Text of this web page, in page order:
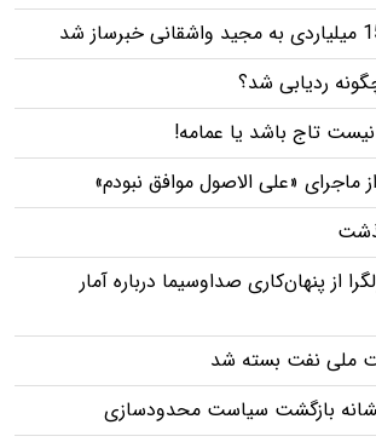
ردیابی شد؟
تاج باشد یا عمامه!
ماجرای «علی الاصول موافق نبودم»
از پنهان‌کاری صداوسیما درباره آمار
ملی نفت بسته شد
بازگشت سیاست محدودسازی